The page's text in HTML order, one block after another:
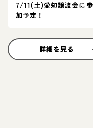
7/11(土)愛知譲渡会に参
加予定！
詳細を見る